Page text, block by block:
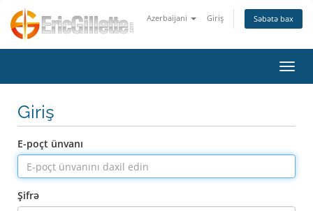
Azerbaijani Giriş Səbətə bax
Giriş
E-poçt ünvanı
Şifrə